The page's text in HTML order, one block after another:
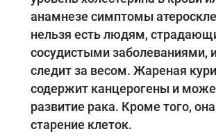
анамнезе симптомы
нельзя есть людям,
сосудистыми заболеваниями,
следит за весом. Жареная
содержит канцерогены и
развитие рака. Кроме того,
старение клеток.